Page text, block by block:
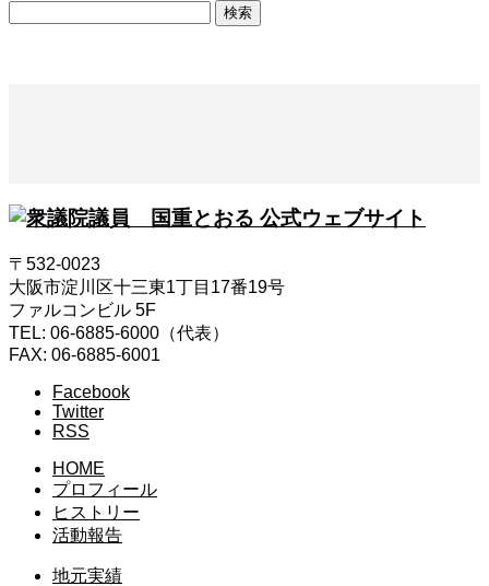
〒532-0023
大阪市淀川区十三東1丁目17番19号
ファルコンビル 5F
TEL: 06-6885-6000（代表）
FAX: 06-6885-6001
Facebook
Twitter
RSS
HOME
プロフィール
ヒストリー
活動報告
地元実績